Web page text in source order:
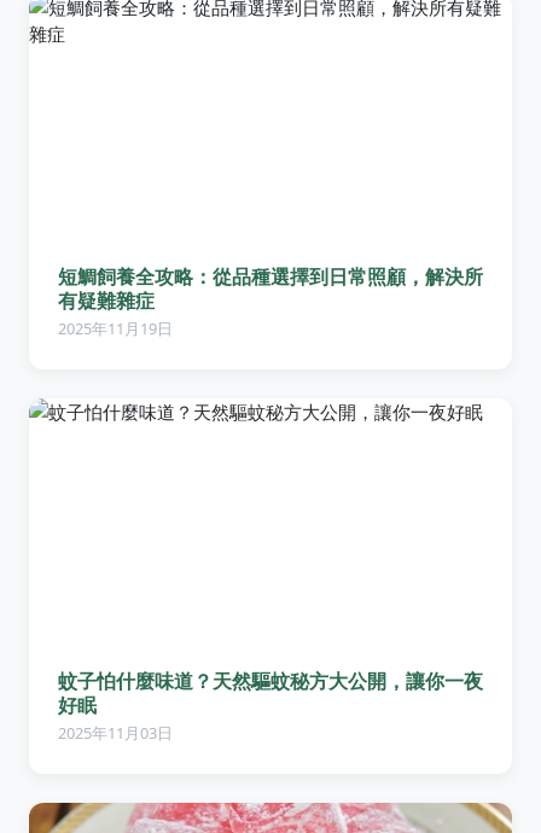
短鯛飼養全攻略：從品種選擇到日常照顧，解決所
有疑難雜症
2025年11月19日
蚊子怕什麼味道？天然驅蚊秘方大公開，讓你一夜
好眠
2025年11月03日